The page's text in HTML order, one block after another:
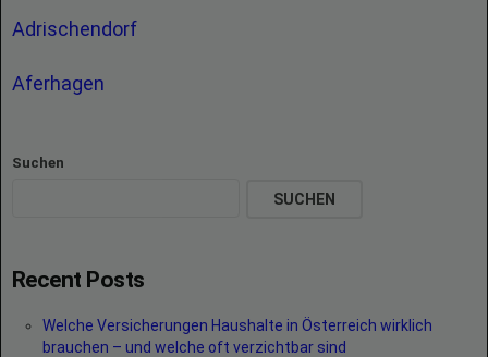
Adrischendorf
Aferhagen
Suchen
SUCHEN
Recent Posts
Welche Versicherungen Haushalte in Österreich wirklich
brauchen – und welche oft verzichtbar sind